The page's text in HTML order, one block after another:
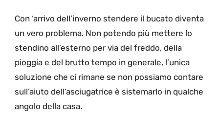
Con ‘arrivo dell’inverno stendere il bucato diventa
un vero problema. Non potendo più mettere lo
stendino all’esterno per via del freddo, della
pioggia e del brutto tempo in generale, l’unica
soluzione che ci rimane se non possiamo contare
sull’aiuto dell’asciugatrice è sistemarlo in qualche
angolo della casa.